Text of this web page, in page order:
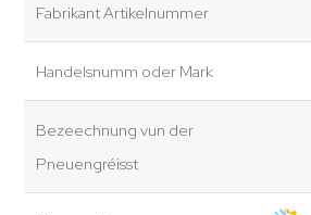
Fabrikant Artikelnummer
Handelsnumm oder Mark
Bezeechnung vun der
Pneuengréisst